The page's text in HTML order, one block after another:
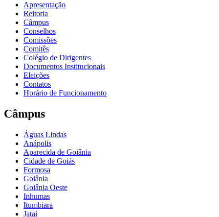
Apresentação
Reitoria
Câmpus
Conselhos
Comissões
Comitês
Colégio de Dirigentes
Documentos Institucionais
Eleições
Contatos
Horário de Funcionamento
Câmpus
Águas Lindas
Anápolis
Aparecida de Goiânia
Cidade de Goiás
Formosa
Goiânia
Goiânia Oeste
Inhumas
Itumbiara
Jataí